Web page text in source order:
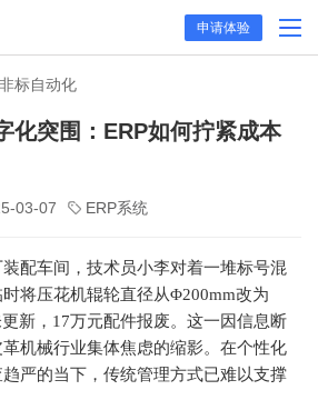
申请体验
非标自动化
化突围：ERP如何拧紧成本
03-07 ERP系统
配车间，技术员小李对着一堆标号混
将压花机辊轮直径从Φ200mm改为
新， 17万元配件报废。这一因信息断
机械行业集体焦虑的缩影。在个性化
严的当下，传统管理方式已难以支撑